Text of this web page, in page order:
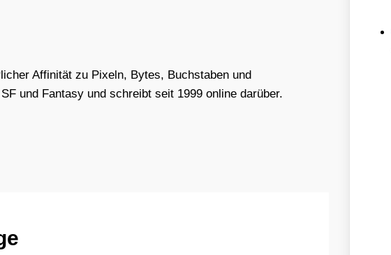
Affinität zu Pixeln, Bytes, Buchstaben und
und Fantasy und schreibt seit 1999 online darüber.